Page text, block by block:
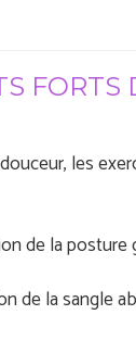
FORTS
les
de la posture
de la sangle